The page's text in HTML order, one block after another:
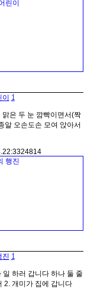
1
맑은 두 눈 깜빡이면서(짝
알 오손도손 모여 앉아서
22:3324814
진 1
일 하러 갑니다 하나 둘 줄
2. 개미가 집에 갑니다